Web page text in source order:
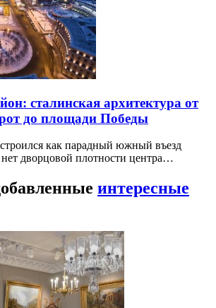
сталинская архитектура от
до площади Победы
как парадный южный въезд
дворцовой плотности центра…
интересные